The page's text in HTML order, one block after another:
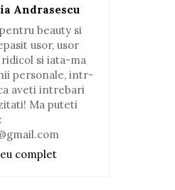
Andrasescu
beauty si
usor, usor
si iata-ma
personale, intr-
aveti intrebari
Ma puteti
complet